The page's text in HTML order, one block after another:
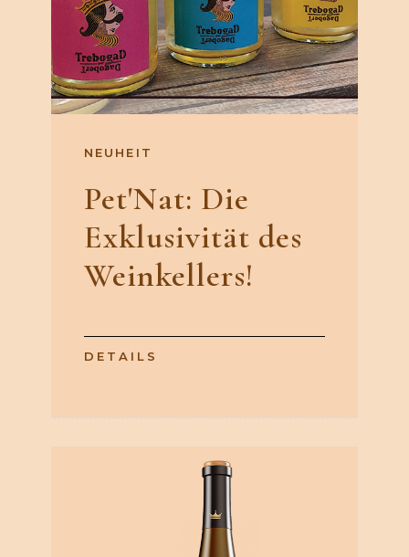
NEUHEIT
Pet'Nat: Die
Exklusivität des
Weinkellers!
DETAILS